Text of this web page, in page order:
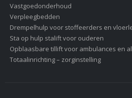
Vastgoedonderhoud
Verpleegbedden
Drempelhulp voor stoffeerders en
Sta op hulp stalift voor ouderen
Opblaasbare tillift voor ambulances en
Totaalinrichting – zorginstelling